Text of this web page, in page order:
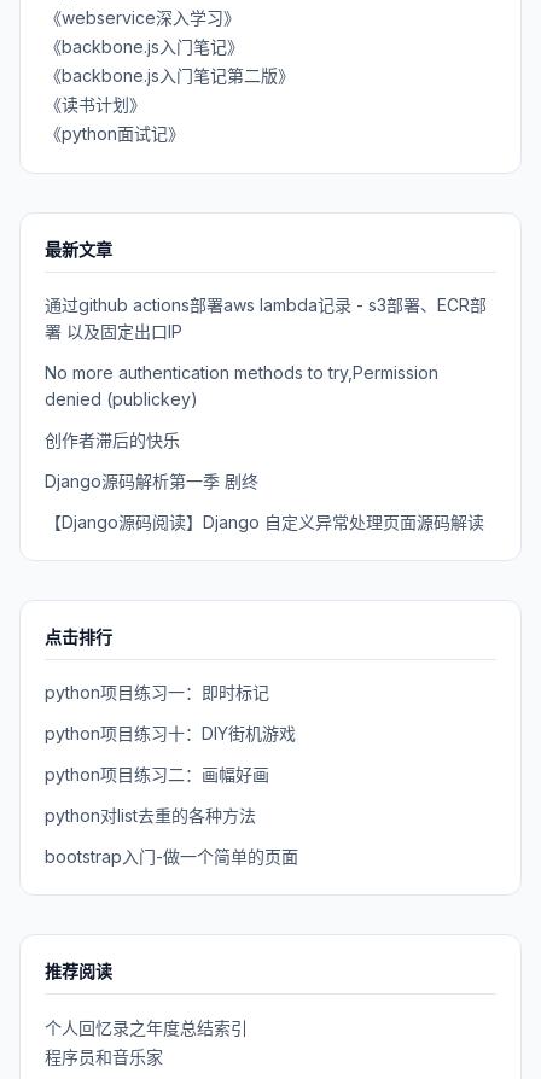
《webservice深入学习》
《backbone.js入门笔记》
《backbone.js入门笔记第二版》
《读书计划》
《python面试记》
最新文章
通过github actions部署aws lambda记录 - s3部署、ECR部
署 以及固定出口IP
No more authentication methods to try,Permission
denied (publickey)
创作者滞后的快乐
Django源码解析第一季 剧终
【Django源码阅读】Django 自定义异常处理页面源码解读
点击排行
python项目练习一：即时标记
python项目练习十：DIY街机游戏
python项目练习二：画幅好画
python对list去重的各种方法
bootstrap入门-做一个简单的页面
推荐阅读
个人回忆录之年度总结索引
程序员和音乐家